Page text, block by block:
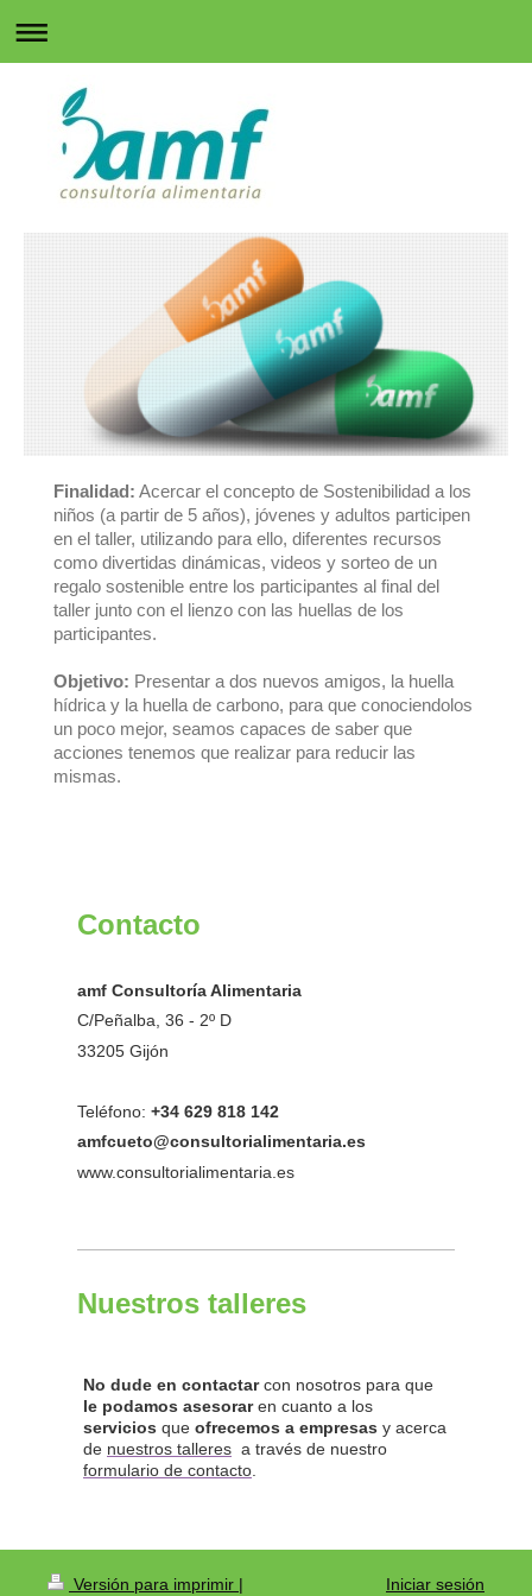
Finalidad: Acercar el concepto de Sostenibilidad a los
niños (a partir de 5 años), jóvenes y adultos participen
en el taller, utilizando para ello, diferentes recursos
como divertidas dinámicas, videos y sorteo de un
regalo sostenible entre los participantes al final del
taller junto con el lienzo con las huellas de los
participantes.
Objetivo: Presentar a dos nuevos amigos, la huella
hídrica y la huella de carbono, para que conociendolos
un poco mejor, seamos capaces de saber que
acciones tenemos que realizar para reducir las
mismas.
Contacto
amf Consultoría Alimentaria
C/Peñalba, 36 - 2º D
33205 Gijón
Teléfono: +34 629 818 142
amfcueto@consultorialimentaria.es
www.consultorialimentaria.es
Nuestros talleres
No dude en contactarcon nosotros para que
le podamos asesoraren cuanto a los
servicios que ofrecemos a empresas y acerca
de nuestros talleres a través de nuestro
formulario de contacto
Versión para imprimir | Iniciar sesión